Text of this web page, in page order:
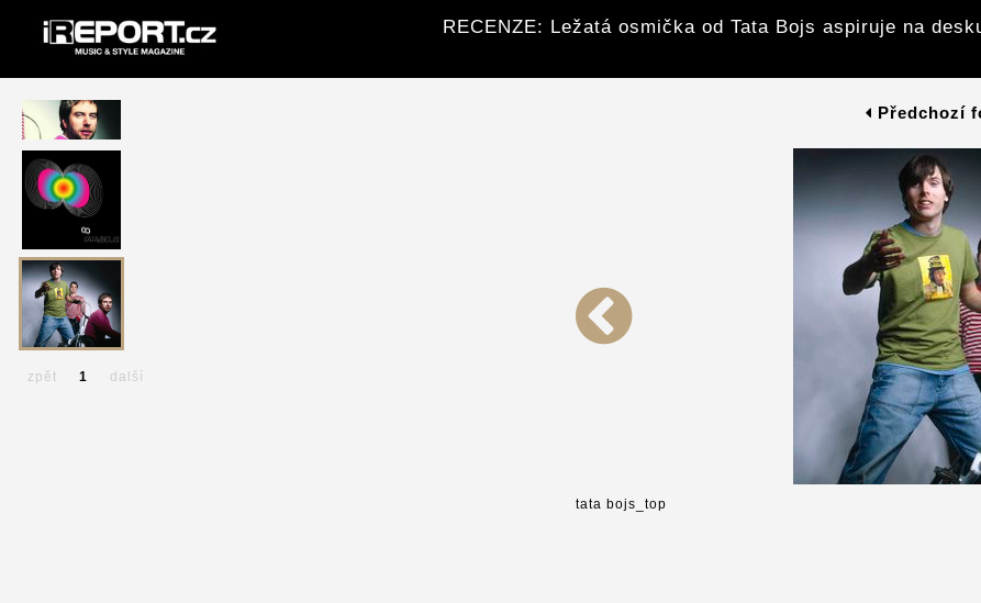
RECENZE: Ležatá osmička od Tata Bojs aspiruje na
Předchozí
tata bojs_top
zpět 1 další